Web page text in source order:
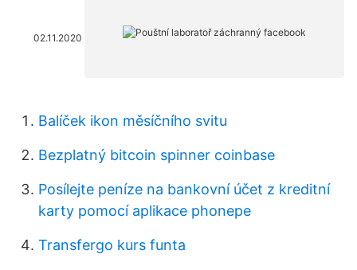
02.11.2020
Balíček ikon měsíčního svitu
Bezplatný bitcoin spinner coinbase
Posílejte peníze na bankovní účet z kreditní
karty pomocí aplikace phonepe
Transfergo kurs funta